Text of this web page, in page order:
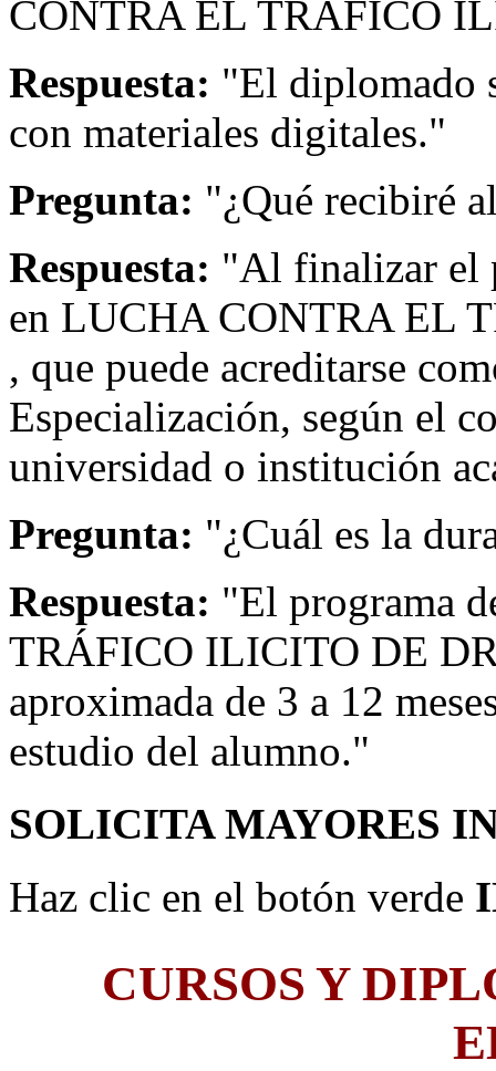
CONTRA EL TRÁFICO
Respuesta: "El diplomado
con materiales digitales."
Pregunta: "¿Qué recibiré
Respuesta: "Al finalizar el
en LUCHA CONTRA EL
, que puede acreditarse
Especialización, según el
universidad o institución
Pregunta: "¿Cuál es la
Respuesta: "El programa
TRÁFICO ILICITO DE
aproximada de 3 a 12
estudio del alumno."
SOLICITA MAYORES
Haz clic en el botón verde
CURSOS Y